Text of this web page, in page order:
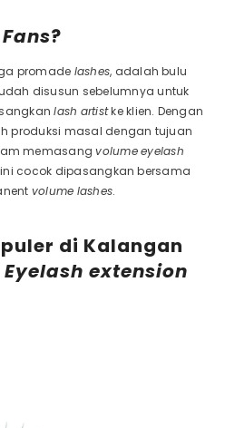
Fans?
promade lashes, adalah bulu
disusun sebelumnya untuk
lash artistke klien. Dengan
produksi masal dengan tujuan
memasangvolumeeyelash
cocok dipasangkan bersama
volume lashes.
di Kalangan
Eyelash extension